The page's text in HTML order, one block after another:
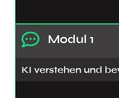
Modul 1
KI verstehen und